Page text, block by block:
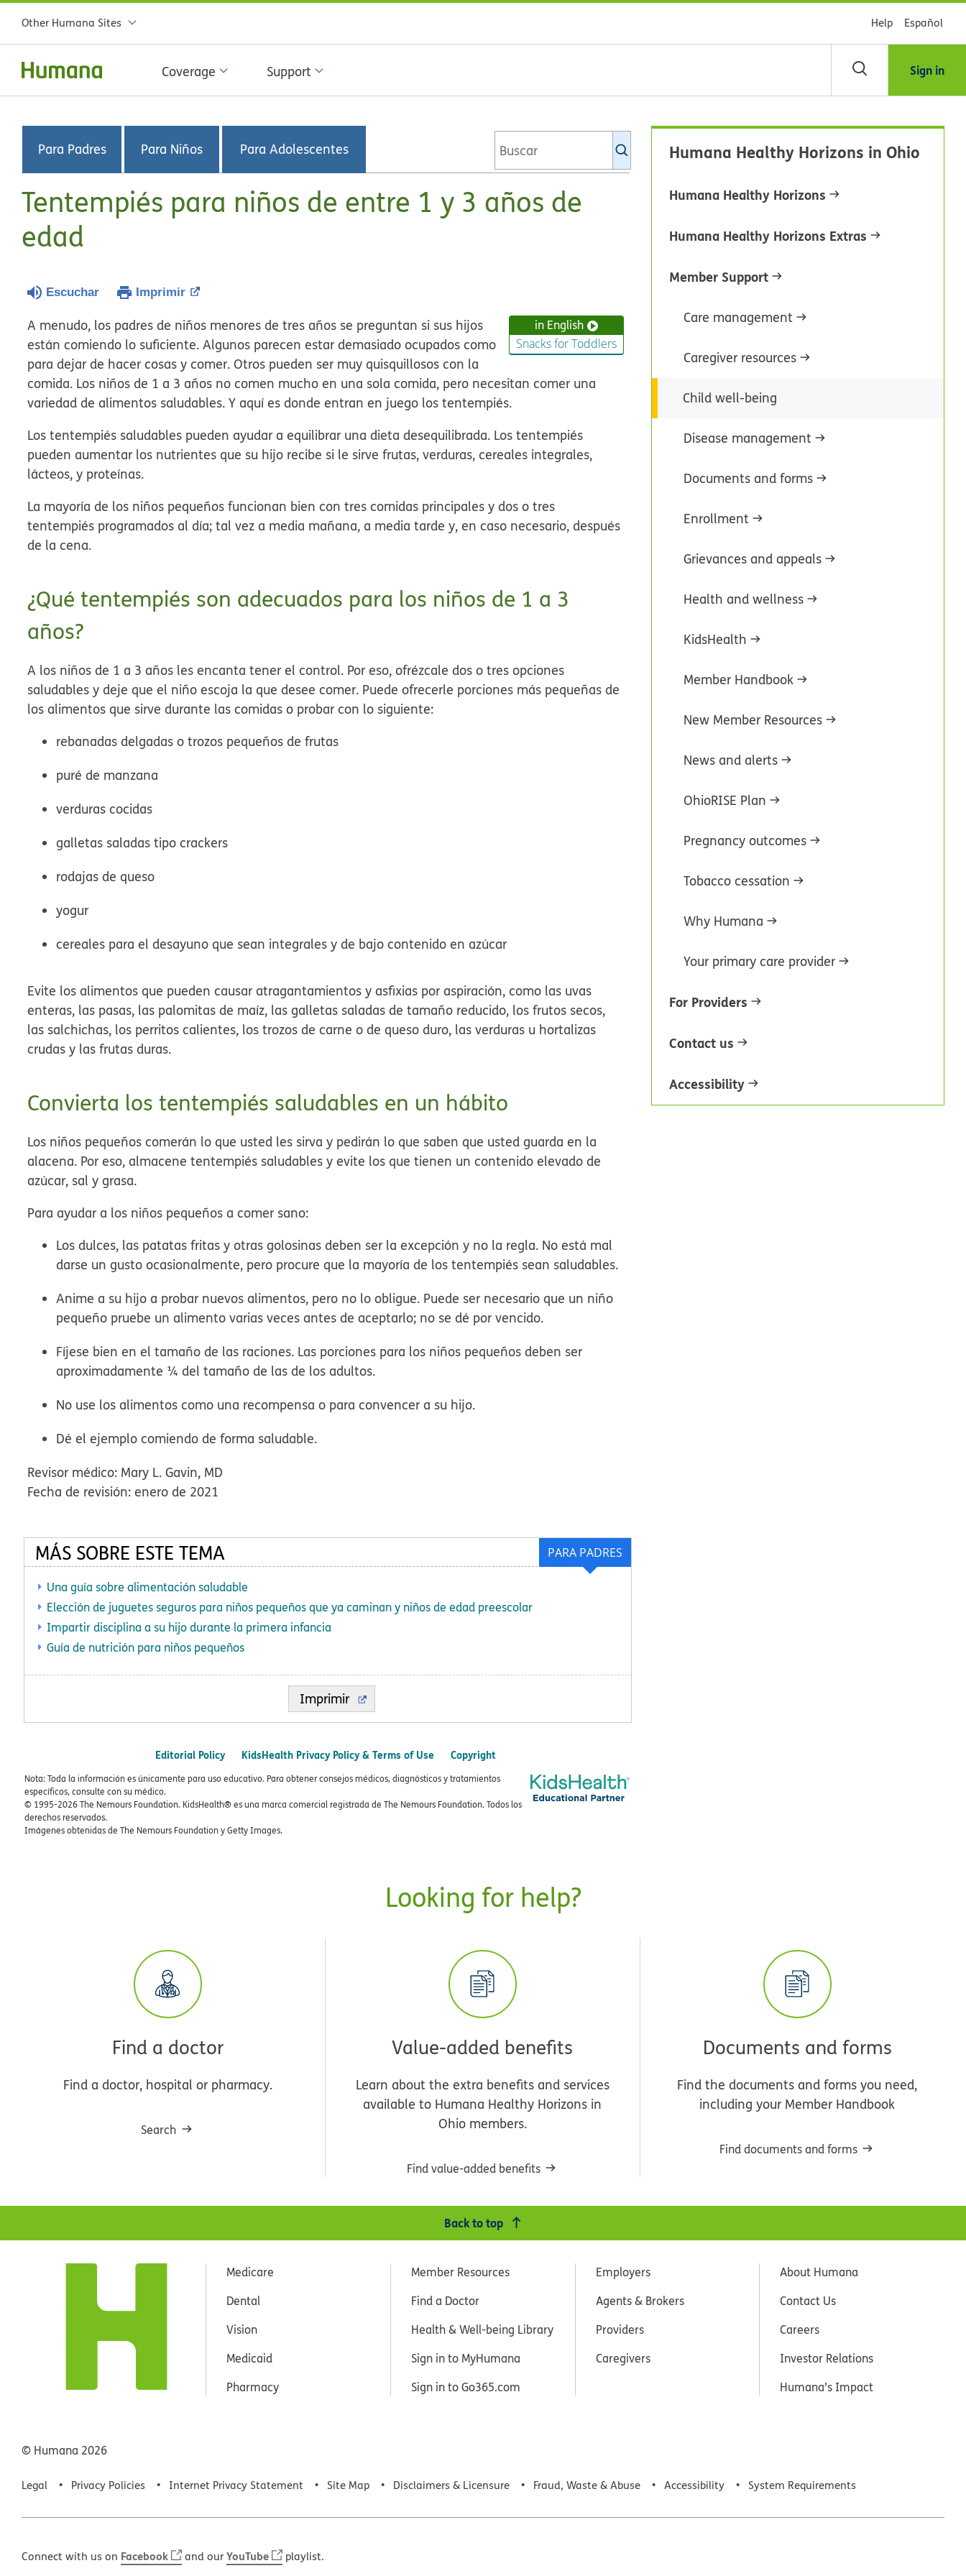
Other Humana Sites Help Español
Coverage Support Sign in
Para Padres Para Niños Para Adolescentes
biblioteca
Tentempiés para niños de entre 1 y 3 años de
edad
Escuchar Imprimir
in English
Snacks for Toddlers
A menudo, los padres de niños menores de tres años se preguntan si sus hijos
están comiendo lo suficiente. Algunos parecen estar demasiado ocupados como
para dejar de hacer cosas y comer. Otros pueden ser muy quisquillosos con la
comida. Los niños de 1 a 3 años no comen mucho en una sola comida, pero necesitan comer una
variedad de alimentos saludables. Y aquí es donde entran en juego los tentempiés.
Los tentempiés saludables pueden ayudar a equilibrar una dieta desequilibrada. Los tentempiés
pueden aumentar los nutrientes que su hijo recibe si le sirve frutas, verduras, cereales integrales,
lácteos, y proteínas.
La mayoría de los niños pequeños funcionan bien con tres comidas principales y dos o tres
tentempiés programados al día; tal vez a media mañana, a media tarde y, en caso necesario, después
de la cena.
¿Qué tentempiés son adecuados para los niños de 1 a 3
años?
A los niños de 1 a 3 años les encanta tener el control. Por eso, ofrézcale dos o tres opciones
saludables y deje que el niño escoja la que desee comer. Puede ofrecerle porciones más pequeñas de
los alimentos que sirve durante las comidas o probar con lo siguiente:
rebanadas delgadas o trozos pequeños de frutas
puré de manzana
verduras cocidas
galletas saladas tipo crackers
rodajas de queso
yogur
cereales para el desayuno que sean integrales y de bajo contenido en azúcar
Evite los alimentos que pueden causar atragantamientos y asfixias por aspiración, como las uvas
enteras, las pasas, las palomitas de maíz, las galletas saladas de tamaño reducido, los frutos secos,
las salchichas, los perritos calientes, los trozos de carne o de queso duro, las verduras u hortalizas
crudas y las frutas duras.
Convierta los tentempiés saludables en un hábito
Los niños pequeños comerán lo que usted les sirva y pedirán lo que saben que usted guarda en la
alacena. Por eso, almacene tentempiés saludables y evite los que tienen un contenido elevado de
azúcar, sal y grasa.
Para ayudar a los niños pequeños a comer sano:
Los dulces, las patatas fritas y otras golosinas deben ser la excepción y no la regla. No está mal
darse un gusto ocasionalmente, pero procure que la mayoría de los tentempiés sean saludables.
Anime a su hijo a probar nuevos alimentos, pero no lo obligue. Puede ser necesario que un niño
pequeño pruebe un alimento varias veces antes de aceptarlo; no se dé por vencido.
Fíjese bien en el tamaño de las raciones. Las porciones para los niños pequeños deben ser
aproximadamente ¼ del tamaño de las de los adultos.
No use los alimentos como una recompensa o para convencer a su hijo.
Dé el ejemplo comiendo de forma saludable.
Revisor médico: Mary L. Gavin, MD
Fecha de revisión: enero de 2021
PARA PADRES
MÁS SOBRE ESTE TEMA
Una guía sobre alimentación saludable
Elección de juguetes seguros para niños pequeños que ya caminan y niños de edad preescolar
Impartir disciplina a su hijo durante la primera infancia
Guía de nutrición para niños pequeños
Imprimir
Editorial Policy KidsHealth Privacy Policy & Terms of Use Copyright
Nota: Toda la información es únicamente para uso educativo. Para obtener consejos médicos, diagnósticos y tratamientos
específicos, consulte con su médico.
© 1995-2026 The Nemours Foundation. KidsHealth® es una marca comercial registrada de The Nemours Foundation. Todos los
derechos reservados.
Imágenes obtenidas de The Nemours Foundation y Getty Images.
Humana Healthy Horizons in Ohio
Humana Healthy Horizons
Humana Healthy Horizons Extras
Member Support
Care management
Caregiver resources
Child well-being
Disease management
Documents and forms
Enrollment
Grievances and appeals
Health and wellness
KidsHealth
Member Handbook
New Member Resources
News and alerts
OhioRISE Plan
Pregnancy outcomes
Tobacco cessation
Why Humana
Your primary care provider
For Providers
Contact us
Accessibility
Looking for help?
Find a doctor
Find a doctor, hospital or pharmacy.
Search
Value-added benefits
Learn about the extra benefits and services
available to Humana Healthy Horizons in
Ohio members.
Find value-added benefits
Documents and forms
Find the documents and forms you need,
including your Member Handbook
Find documents and forms
Back to top
Medicare
Dental
Vision
Medicaid
Pharmacy
Member Resources
Find a Doctor
Health & Well-being Library
Sign in to MyHumana
Sign in to Go365.com
Employers
Agents & Brokers
Providers
Caregivers
About Humana
Contact Us
Careers
Investor Relations
Humana’s Impact
© Humana 2026
Legal Privacy Policies Internet Privacy Statement Site Map Disclaimers & Licensure Fraud, Waste & Abuse Accessibility System Requirements
Connect with us on Facebook and ourYouTube playlist.